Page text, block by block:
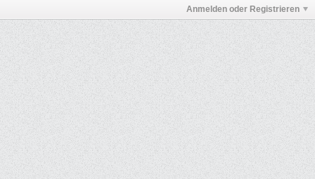
Anmelden oder Registrieren